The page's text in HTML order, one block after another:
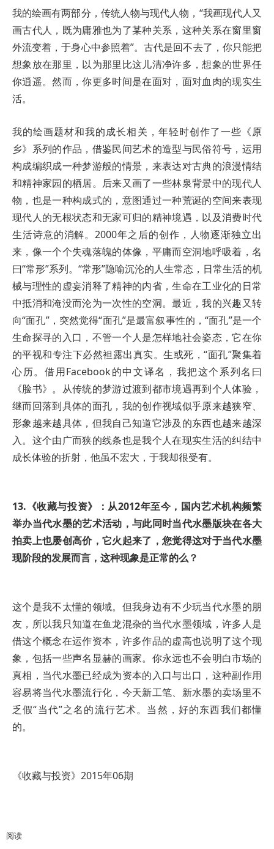
我的绘画有两部分，传统人物与现代人物，“我画现代人又
画古代人，既为庸雅也为了某种关系，这种关系在窗里窗
外流变着，于身心中参照着”。古代是回不去了，你只能把
想象放在那里，以为那里比这儿清净许多，想象的世界任
你逍遥。然而，你更多时间是在面对，面对血肉的现实生
活。
我的绘画题材和我的成长相关，年轻时创作了一些《原
乡》系列的作品，借鉴民间艺术的造型与民俗符号，运用
构成编织成一种梦游般的情景，来表达对古典的浪漫情结
和精神家园的栖居。后来又画了一些林泉背景中的现代人
物，也是一种构成式的，意图通过一种荒诞的空间来表现
现代人的无根状态和无家可归的精神境遇，以及消费时代
生活诗意的消解。2000年之后的创作，人物逐渐独立出
来，像一个个失魂落魄的体像，平庸而空洞地呼吸着，名
曰“常形”系列。“常形”隐喻沉沦的人生常态，日常生活的机
械与理性的虚妄消释了精神的内省，生命在工业化的日常
中抵消和淹没而沦为一次性的空洞。最近，我的兴趣又转
向“面孔”，突然觉得“面孔”是最富叙事性的，“面孔”是一个
生命探寻的入口，不管一个人是怎样地社会姿态，它在你
的平视和专注下必然袒露出真实。生或死，“面孔”聚集着
心历。借用Facebook的中文译名，我把这个系列名曰
《脸书》。从传统的梦游过渡到都市境遇再到个人体验，
继而回落到具体的面孔，我的创作视域似乎原来越狭窄、
形象越来越具体，但我自己知道它涉及的东西也越来越深
入。这个由广而狭的线条也是我个人在现实生活的纠结中
成长体验的折射，他虽不宏大，于我却很受有。
13.《收藏与投资》：从2012年至今，国内艺术机构频繁
举办当代水墨的艺术活动，与此同时当代水墨版块在各大
拍卖上也屡创高价，它火起来了，您觉得这对于当代水墨
现阶段的发展而言，这种现象是正常的么？
这个是我不太懂的领域。但我身边有不少玩当代水墨的朋
友，所以我只知道在鱼龙混杂的当代水墨领域，许多人是
借这个概念在运作资本，许多作品的虚高也说明了这个现
象，包括一些声名显赫的画家。你永远也不会明白市场的
真相，当代水墨已经成为资本的入口与出口，这种副作用
容易将当代水墨流行化，今天新工笔、新水墨的卖场里不
乏假“当代”之名的流行艺术。当然，好的东西我们都懂
的。
《收藏与投资》2015年06期
阅读